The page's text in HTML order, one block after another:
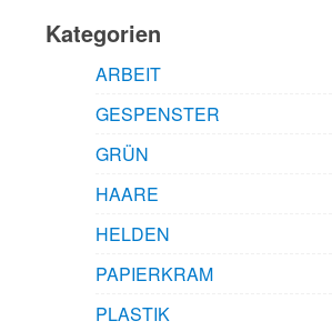
Kategorien
ARBEIT
GESPENSTER
GRÜN
HAARE
HELDEN
PAPIERKRAM
PLASTIK